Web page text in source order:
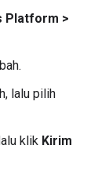
Platform >
lalu pilih
klik Kirim